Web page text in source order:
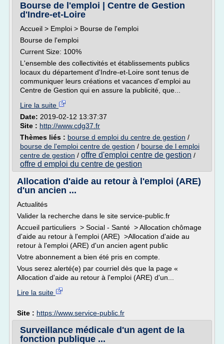
Bourse de l'emploi | Centre de Gestion
d'Indre-et-Loire
Accueil > Emploi > Bourse de l'emploi
Bourse de l'emploi
Current Size: 100%
L'ensemble des collectivités et établissements publics
locaux du département d'Indre-et-Loire sont tenus de
communiquer leurs créations et vacances d'emploi au
Centre de Gestion qui en assure la publicité, que...
Lire la suite
Date: 2019-02-12 13:37:37
Site : http://www.cdg37.fr
Thèmes liés : bourse d emploi du centre de gestion /
bourse de l'emploi centre de gestion / bourse de l emploi
centre de gestion / offre d'emploi centre de gestion /
offre d emploi du centre de gestion
Allocation d'aide au retour à l'emploi (ARE)
d'un ancien ...
Actualités
Valider la recherche dans le site service-public.fr
Accueil particuliers > Social - Santé > Allocation chômage
d'aide au retour à l'emploi (ARE) >Allocation d'aide au
retour à l'emploi (ARE) d'un ancien agent public
Votre abonnement a bien été pris en compte.
Vous serez alerté(e) par courriel dès que la page «
Allocation d'aide au retour à l'emploi (ARE) d'un...
Lire la suite
Site : https://www.service-public.fr
Surveillance médicale d'un agent de la
fonction publique ...